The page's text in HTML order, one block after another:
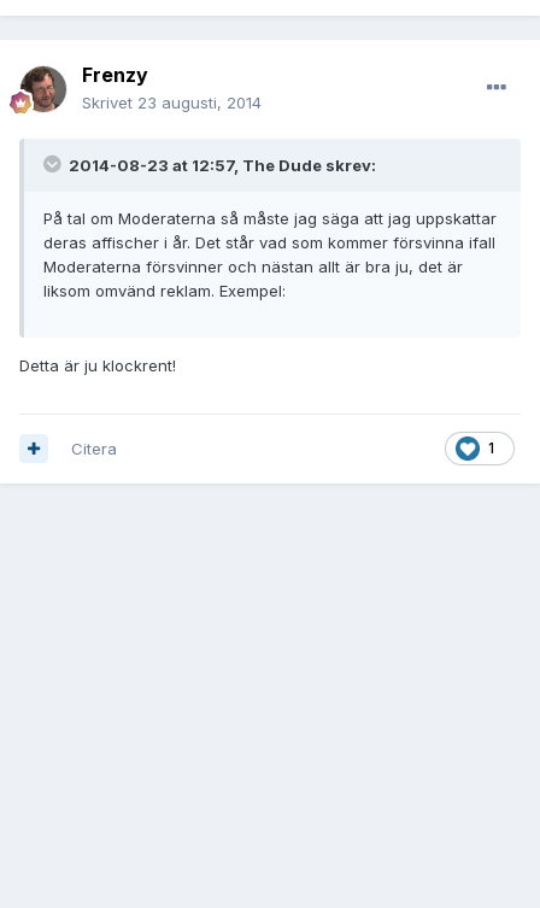
Frenzy
Skrivet 23 augusti, 2014
2014-08-23 at 12:57, The Dude skrev:
På tal om Moderaterna så måste jag säga att jag uppskattar
deras affischer i år. Det står vad som kommer försvinna ifall
Moderaterna försvinner och nästan allt är bra ju, det är
liksom omvänd reklam. Exempel:
Detta är ju klockrent!
1
Citera